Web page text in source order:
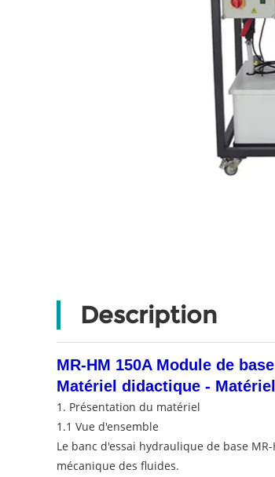
Description
MR-HM 150A Module de
Matériel didactique -
1. Présentation du matériel
1.1 Vue d'ensemble
Le banc d'essai hydraulique de base
mécanique des fluides.